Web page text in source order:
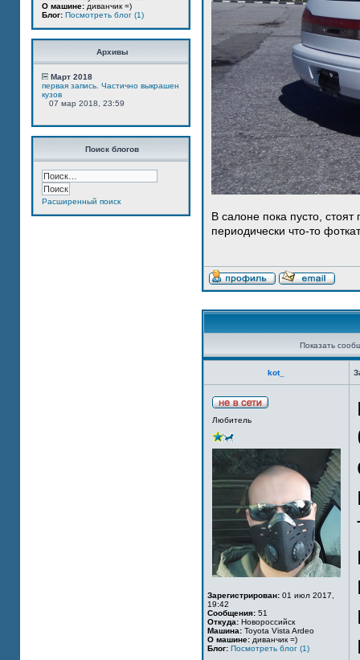
О машине: диванчик =)
Блог: Посмотреть блог (1)
Архивы
Март 2018
первая запись. Частично выкрашен
кузов
07 мар 2018, 23:59
Поиск блогов
Расширенный поиск
В салоне пока пусто,
периодически что-то
Показать
kot_
Любитель
Зарегистрирован: 01 июл 2017,
19:42
Сообщения: 51
Откуда: Новороссийск
Машина: Toyota Vista Ardeo
О машине: диванчик =)
Блог: Посмотреть блог (1)